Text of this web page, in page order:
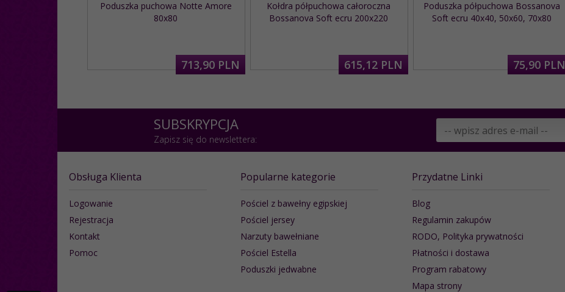
Poduszka puchowa Notte Amore
80x80
713,90 PLN
Kołdra półpuchowa całoroczna
Bossanova Soft ecru 200x220
615,12 PLN
Poduszka półpuchowa Bossanova
Soft ecru 40x40, 50x60, 70x80
75,90 PLN
SUBSKRYPCJA
Zapisz się do newslettera:
Obsługa Klienta
Logowanie
Rejestracja
Kontakt
Pomoc
Popularne kategorie
Pościel z bawełny egipskiej
Pościel jersey
Narzuty bawełniane
Pościel Estella
Poduszki jedwabne
Przydatne Linki
Blog
Regulamin zakupów
RODO, Polityka prywatności
Płatności i dostawa
Program rabatowy
Mapa strony